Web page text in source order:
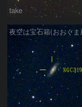
take